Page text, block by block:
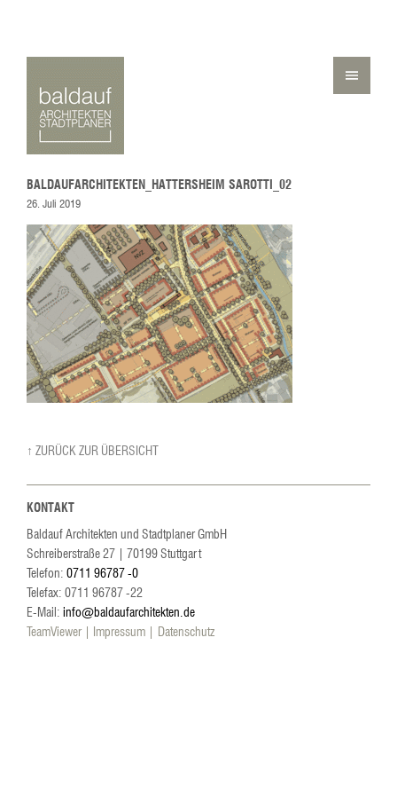
BALDAUFARCHITEKTEN_HATTERSHEIM SAROTTI_02
26. Juli 2019
↑ ZURÜCK ZUR ÜBERSICHT
KONTAKT
Baldauf Architekten und Stadtplaner GmbH
Schreiberstraße 27| 70199Stuttgart
Telefon: 0711 96787 -0
Telefax: 0711 96787 -22
E-Mail: info@baldaufarchitekten.de
TeamViewer
Impressum Datenschutz